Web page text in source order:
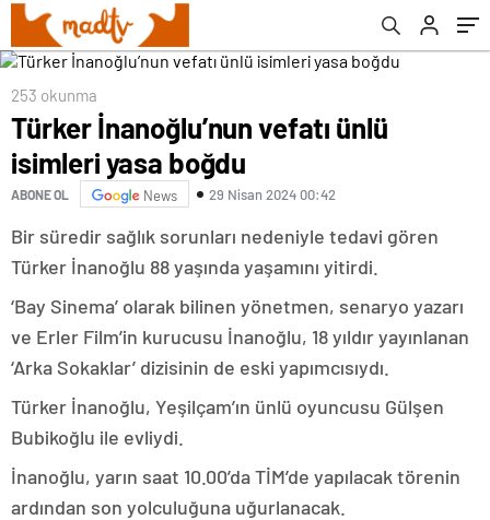
253 okunma
Türker İnanoğlu’nun vefatı ünlü
isimleri yasa boğdu
ABONE OL News 29 Nisan 2024 00:42
Bir süredir sağlık sorunları nedeniyle tedavi gören
Türker İnanoğlu 88 yaşında yaşamını yitirdi.
‘Bay Sinema’ olarak bilinen yönetmen, senaryo yazarı
ve Erler Film’in kurucusu İnanoğlu, 18 yıldır yayınlanan
‘Arka Sokaklar’ dizisinin de eski yapımcısıydı.
Türker İnanoğlu, Yeşilçam’ın ünlü oyuncusu Gülşen
Bubikoğlu ile evliydi.
İnanoğlu, yarın saat 10.00’da TİM’de yapılacak törenin
ardından son yolculuğuna uğurlanacak.